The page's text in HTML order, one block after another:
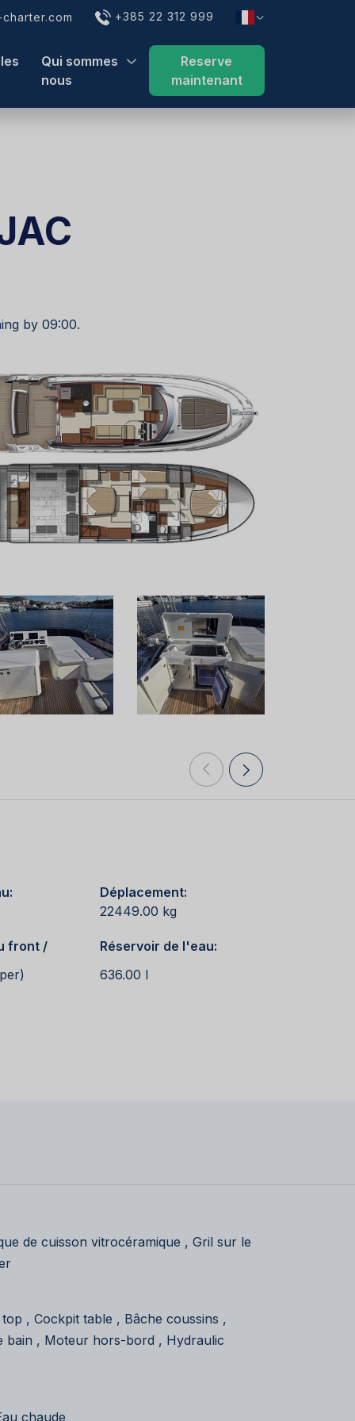
+385 22 312 999
Qui sommes
nous
Reserve
maintenant
by 09:00.
Déplacement:
22449.00 kg
front /
Réservoir de l'eau:
636.00 l
de cuisson vitrocéramique , Gril sur le
, Cockpit table , Bâche coussins ,
bain , Moteur hors-bord , Hydraulic
chaude